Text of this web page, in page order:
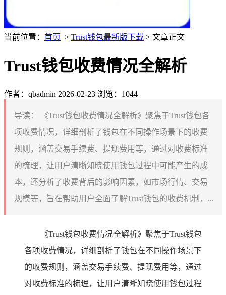
当前位置： 首页 > Trust钱包最新版下载 > 文章正文
Trust钱包收费情况全解析
作者：qbadmin 2026-02-23 浏览：1044
导读：
《Trust钱包收费情况全解析》聚焦于Trust钱包各
项收费情况，详细剖析了钱包在不同操作场景下的收费
规则，涵盖交易手续费、提现费用等，通过对收费标准
的梳理，让用户清晰知晓使用钱包过程中可能产生的成
本，还分析了收费背后的影响因素，如市场行情、交易
规模等，旨在帮助用户全面了解Trust钱包的收费机制，...
《Trust钱包收费情况全解析》聚焦于Trust钱包
各项收费情况，详细剖析了钱包在不同操作场景下
的收费规则，涵盖交易手续费、提现费用等，通过
对收费标准的梳理，让用户清晰知晓使用钱包过程